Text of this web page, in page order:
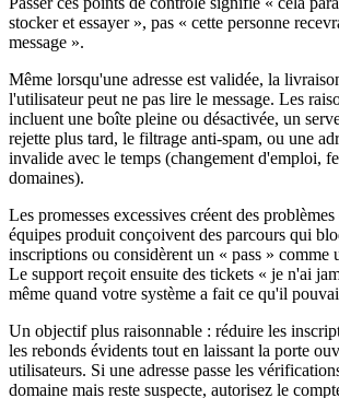
stocker et essayer », pas « cette personne
message ».
Même lorsqu'une adresse est validée, la
l'utilisateur peut ne pas lire le message. Les
incluent une boîte pleine ou désactivée, un
rejette plus tard, le filtrage anti-spam, ou une
invalide avec le temps (changement d'emploi,
domaines).
Les promesses excessives créent des
équipes produit conçoivent des parcours qui
inscriptions ou considèrent un « pass » comme
Le support reçoit ensuite des tickets « je n'ai
même quand votre système a fait ce qu'il
Un objectif plus raisonnable : réduire les
les rebonds évidents tout en laissant la porte
utilisateurs. Si une adresse passe les
domaine mais reste suspecte, autorisez le